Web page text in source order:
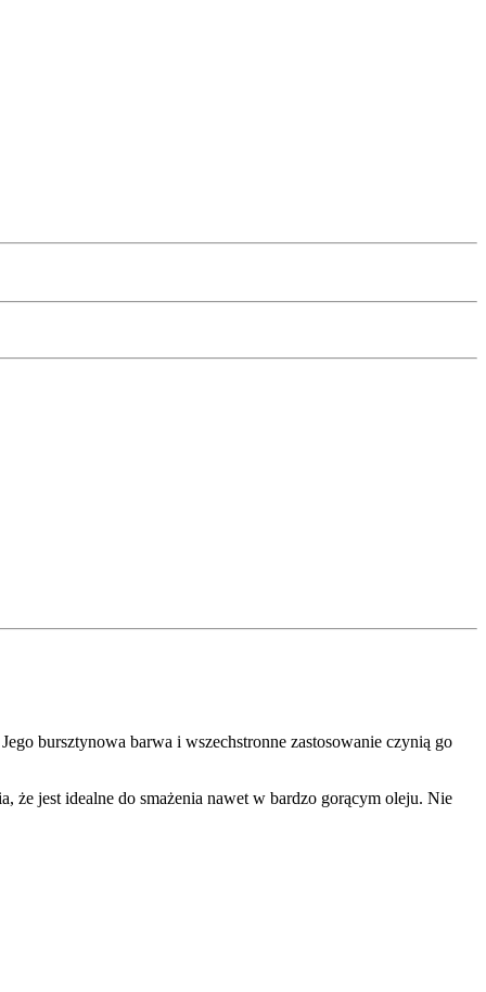
bursztynowa barwa i wszechstronne zastosowanie czynią go
że jest idealne do smażenia nawet w bardzo gorącym oleju. Nie